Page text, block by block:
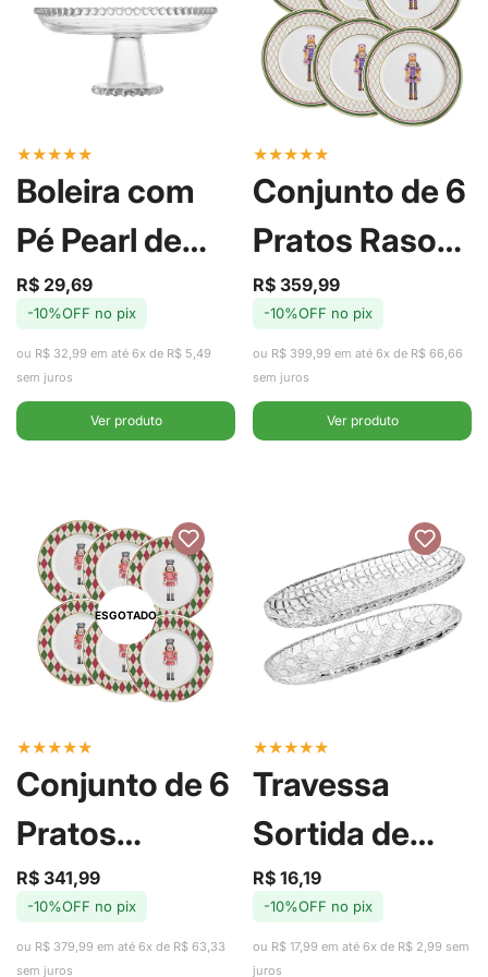
★★★★★
Boleira com
Pé Pearl de
Cristal 20cm -
Wolff
Preço
de
R$ 29,69
Preço
regular
-10%OFF no pix
ou R$ 32,99 em até 6x de R$ 5,49
sem juros
Ver produto
★★★★★
Conjunto de 6
Pratos Raso
de Cerâmica
Soldadinhos
com Filete de
Ouro 29cm -
Preço
de
R$ 359,99
Preço
regular
-10%OFF no pix
ou R$ 399,99 em até 6x de R$ 66,66
sem juros
Ver produto
ESGOTADO
★★★★★
Conjunto de 6
Pratos
Sobremesa
de Cerâmica
Preço
de
R$ 341,99
Preço
regular
-10%OFF no pix
ou R$ 379,99 em até 6x de R$ 63,33
sem juros
★★★★★
Travessa
Sortida de
Cristal - Lyor
Preço
de
R$ 16,19
Preço
regular
-10%OFF no pix
ou R$ 17,99 em até 6x de R$ 2,99 sem
juros